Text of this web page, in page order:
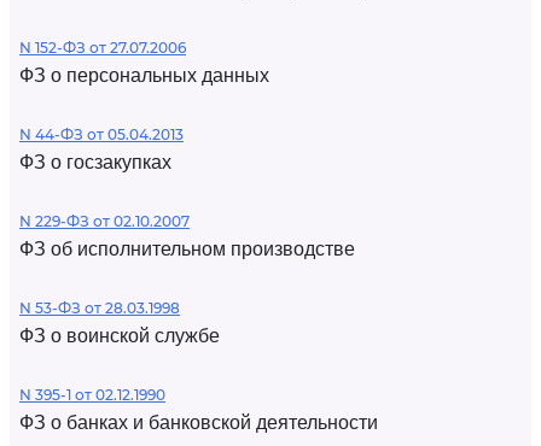
N 152-ФЗ от 27.07.2006
ФЗ о персональных данных
N 44-ФЗ от 05.04.2013
ФЗ о госзакупках
N 229-ФЗ от 02.10.2007
ФЗ об исполнительном производстве
N 53-ФЗ от 28.03.1998
ФЗ о воинской службе
N 395-1 от 02.12.1990
ФЗ о банках и банковской деятельности